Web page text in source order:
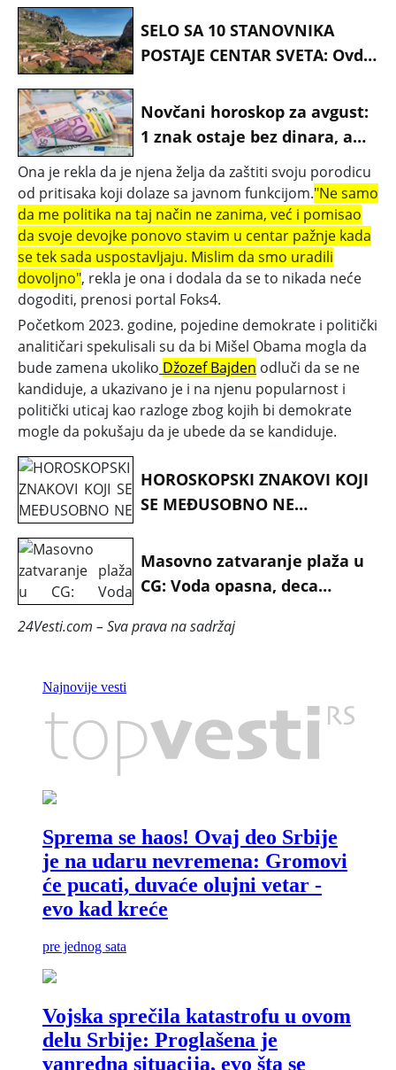
SELO SA 10 STANOVNIKA
POSTAJE CENTAR SVETA: Ovde
spektakl koji se čeka više od
100 godina
Novčani horoskop za avgust:
1 znak ostaje bez dinara, a
drugi pune džepove - Evo ko
prolazi najgore
Ona je rekla da je njena želja da zaštiti svoju porodicu
od pritisaka koji dolaze sa javnom funkcijom."Ne samo
da me politika na taj način ne zanima, već i pomisao
da svoje devojke ponovo stavim u centar pažnje kada
se tek sada uspostavljaju. Mislim da smo uradili
dovoljno", rekla je ona i dodala da se to nikada neće
dogoditi, prenosi portal Foks4.
Početkom 2023. godine, pojedine demokrate i politički
analitičari spekulisali su da bi Mišel Obama mogla da
bude zamena ukoliko Džozef Bajden odluči da se ne
kandiduje, a ukazivano je i na njenu popularnost i
politički uticaj kao razloge zbog kojih bi demokrate
mogle da pokušaju da je ubede da se kandiduje.
HOROSKOPSKI ZNAKOVI KOJI
SE MEĐUSOBNO NE
različiti
Masovno zatvaranje plaža u
CG: Voda opasna, deca
24Vesti.com – Sva prava na sadržaj